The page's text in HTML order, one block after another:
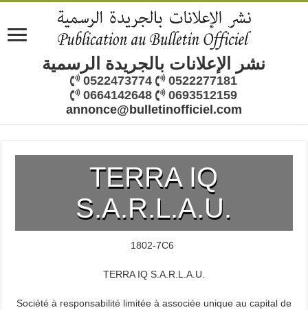
نشر الإعلانات بالجريدة الرسمية
0522473774
0522277181
0664142648
0693512159
annonce@bulletinofficiel.com
TERRA IQ
S.A.R.L.A.U.
1802-7C6
TERRA IQ S.A.R.L.A.U.
Société à responsabilité limitée à associée unique au capital de